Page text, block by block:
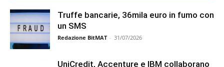
Truffe bancarie, 36mila euro in fumo con
un SMS
Redazione BitMAT - 31/07/2026
UniCredit, Accenture e IBM collaborano